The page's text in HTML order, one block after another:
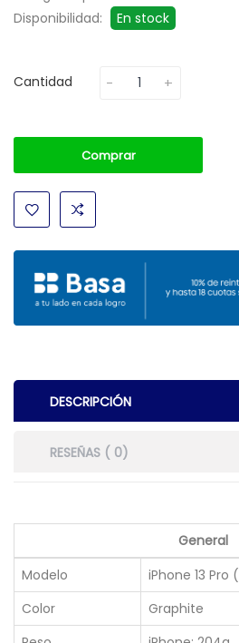
Disponibilidad:
En stock
Cantidad
Comprar
DESCRIPCIÓN
RESEÑAS ( 0)
General
Modelo
iPhone 13 Pro
Color
Graphite